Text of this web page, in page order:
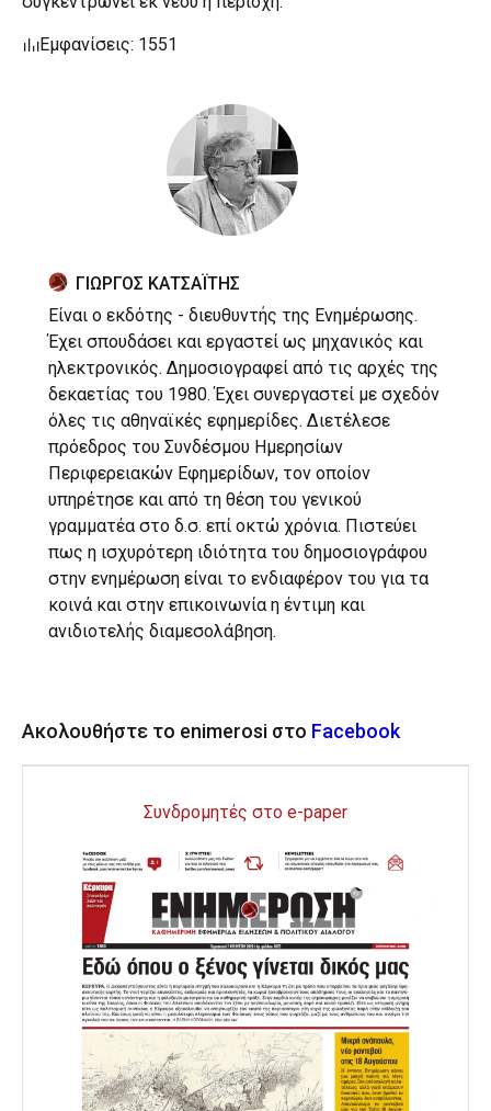
Εμφανίσεις: 1551
ΓΙΩΡΓΟΣ ΚΑΤΣΑΪΤΗΣ
Είναι ο εκδότης - διευθυντής της Ενημέρωσης.
Έχει σπουδάσει και εργαστεί ως μηχανικός και
ηλεκτρονικός. Δημοσιογραφεί από τις αρχές της
δεκαετίας του 1980. Έχει συνεργαστεί με σχεδόν
όλες τις αθηναϊκές εφημερίδες. Διετέλεσε
πρόεδρος του Συνδέσμου Ημερησίων
Περιφερειακών Εφημερίδων, τον οποίον
υπηρέτησε και από τη θέση του γενικού
γραμματέα στο δ.σ. επί οκτώ χρόνια. Πιστεύει
πως η ισχυρότερη ιδιότητα του δημοσιογράφου
στην ενημέρωση είναι το ενδιαφέρον του για τα
κοινά και στην επικοινωνία η έντιμη και
ανιδιοτελής διαμεσολάβηση.
Ακολουθήστε το enimerosi στο Facebook
Συνδρομητές στο e-paper